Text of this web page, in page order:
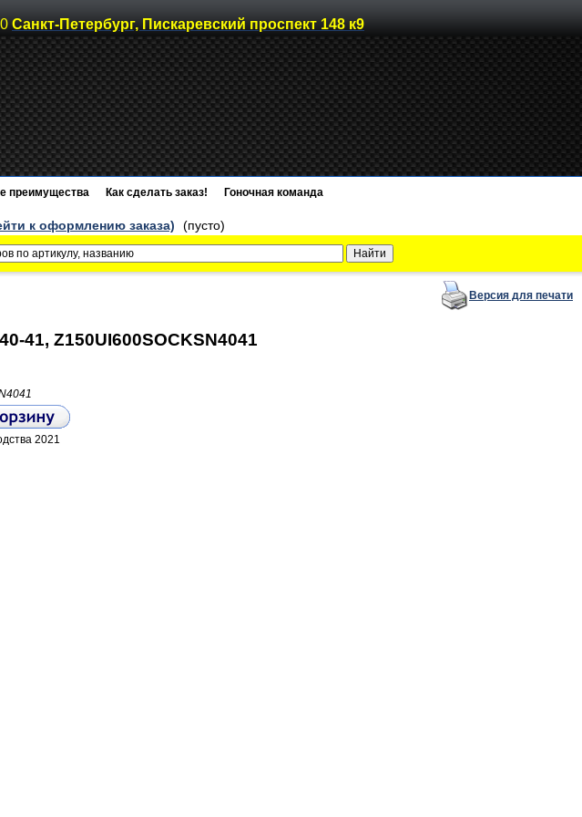
Санкт-Петербург, Пискаревский проспект 148 к9
преимущества Как сделать заказ! Гоночная команда
к оформлению заказа) (пусто)
Версия для печати
41, Z150UI600SOCKSN4041
2021